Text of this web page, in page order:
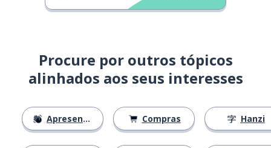
Procure por outros tópicos
alinhados aos seus interesses
Apresentações Compras Hanzi